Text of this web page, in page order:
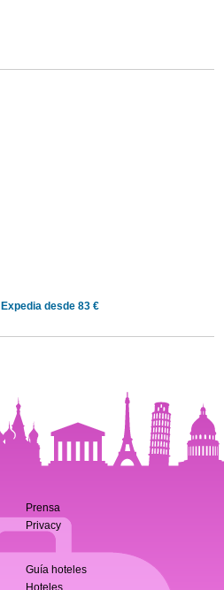
Expedia desde 83 €
Prensa
Privacy
Guía hoteles
Hoteles